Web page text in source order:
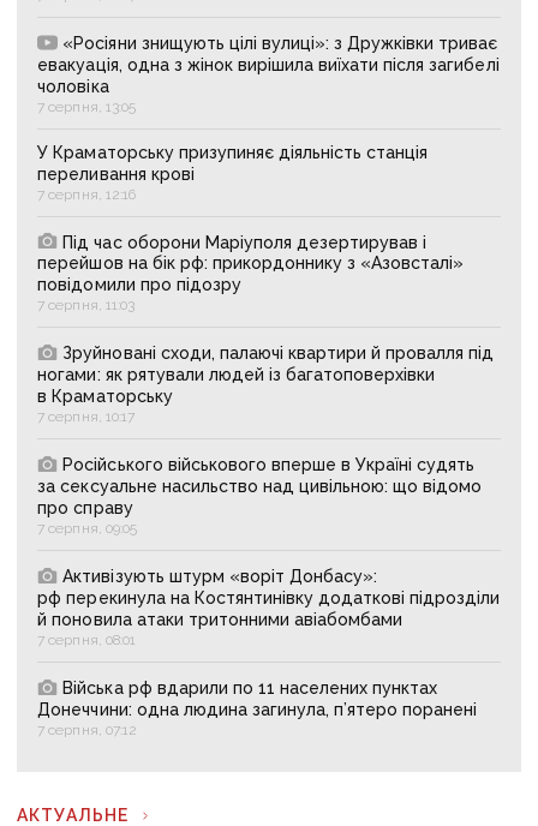
«Росіяни знищують цілі вулиці»: з Дружківки триває
евакуація, одна з жінок вирішила виїхати після загибелі
чоловіка
7 серпня, 13:05
У Краматорську призупиняє діяльність станція
переливання крові
7 серпня, 12:16
Під час оборони Маріуполя дезертирував і
перейшов на бік рф: прикордоннику з «Азовсталі»
повідомили про підозру
7 серпня, 11:03
Зруйновані сходи, палаючі квартири й провалля під
ногами: як рятували людей із багатоповерхівки
в Краматорську
7 серпня, 10:17
Російського військового вперше в Україні судять
за сексуальне насильство над цивільною: що відомо
про справу
7 серпня, 09:05
Активізують штурм «воріт Донбасу»:
рф перекинула на Костянтинівку додаткові підрозділи
й поновила атаки тритонними авіабомбами
7 серпня, 08:01
Війська рф вдарили по 11 населених пунктах
Донеччини: одна людина загинула, п’ятеро поранені
7 серпня, 07:12
АКТУАЛЬНЕ